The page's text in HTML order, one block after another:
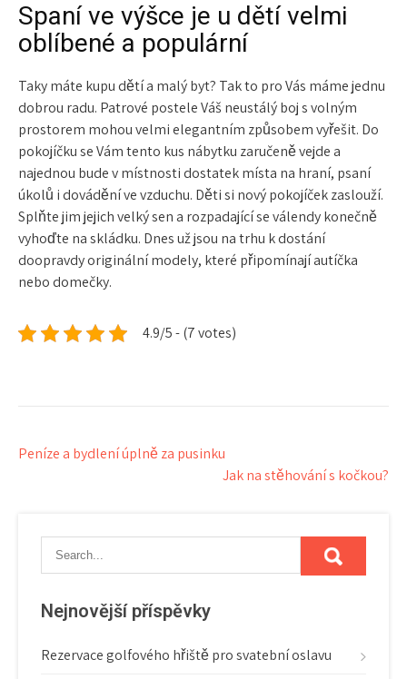
Spaní ve výšce je u dětí velmi
oblíbené a populární
Taky máte kupu dětí a malý byt? Tak to pro Vás máme jednu
dobrou radu. Patrové posteleVáš neustálý boj s volným
prostorem mohou velmi elegantním způsobem vyřešit. Do
pokojíčku se Vám tento kus nábytku zaručeně vejde a
najednou bude v místnosti dostatek místa na hraní, psaní
úkolů i dovádění ve vzduchu. Děti si nový pokojíček zaslouží.
Splňte jim jejich velký sen a rozpadající se válendy konečně
vyhoďte na skládku. Dnes už jsou na trhu k dostání
doopravdy originální modely, které připomínají autíčka
nebo domečky.
4.9/5 - (7 votes)
Navigace
Peníze a bydlení úplně za pusinku
Jak na stěhování s kočkou?
Nejnovější příspěvky
Rezervace golfového hřiště pro svatební oslavu